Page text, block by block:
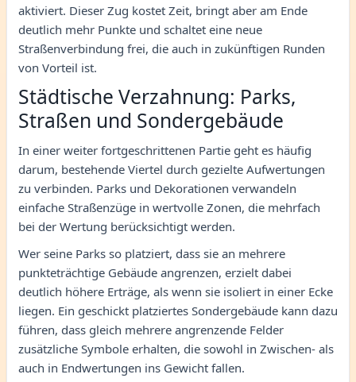
aktiviert. Dieser Zug kostet Zeit, bringt aber am Ende
deutlich mehr Punkte und schaltet eine neue
Straßenverbindung frei, die auch in zukünftigen Runden
von Vorteil ist.
Städtische Verzahnung: Parks,
Straßen und Sondergebäude
In einer weiter fortgeschrittenen Partie geht es häufig
darum, bestehende Viertel durch gezielte Aufwertungen
zu verbinden. Parks und Dekorationen verwandeln
einfache Straßenzüge in wertvolle Zonen, die mehrfach
bei der Wertung berücksichtigt werden.
Wer seine Parks so platziert, dass sie an mehrere
punkteträchtige Gebäude angrenzen, erzielt dabei
deutlich höhere Erträge, als wenn sie isoliert in einer Ecke
liegen. Ein geschickt platziertes Sondergebäude kann dazu
führen, dass gleich mehrere angrenzende Felder
zusätzliche Symbole erhalten, die sowohl in Zwischen- als
auch in Endwertungen ins Gewicht fallen.